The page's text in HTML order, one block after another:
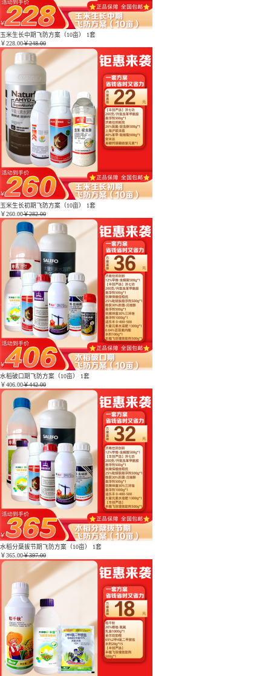
玉米生长中期飞防方案（10亩） 1套
￥228.00￥248.00
玉米生长初期飞防方案（10亩） 1套
￥260.00￥282.00
水稻破口期飞防方案（10亩） 1套
￥406.00￥442.00
水稻分蘖拔节期飞防方案（10亩） 1套
￥365.00￥397.00